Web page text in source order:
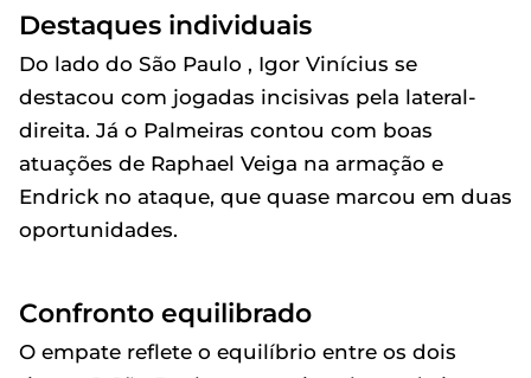
Destaques individuais
Do lado do São Paulo , Igor Vinícius se
destacou com jogadas incisivas pela lateral-
direita. Já o Palmeiras contou com boas
atuações de Raphael Veiga na armação e
Endrick no ataque, que quase marcou em duas
oportunidades.
Confronto equilibrado
O empate reflete o equilíbrio entre os dois